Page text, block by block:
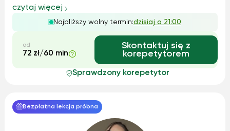
pamięć formułek, tylko Standardowa lekcja złożona jest
większości z rozmowy, praktycznych ćwiczeń
gramatycznych, w zależności od poz...
czytaj więcej
Najbliższy wolny termin:dzisiaj o 21:00
od
72 zł/60 min
Skontaktuj się z
korepetytorem
Sprawdzony korepetytor
Bezpłatna lekcja próbna